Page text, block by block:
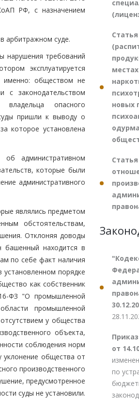
РФ, с назначением
арбитражном суде.
нарушения требований
эксплуатируется
именно: обществом не
с законодательством
владельца опасного
пришли к выводу о
которое установлена
административном
которые были
административного
являлись предметом
обстоятельствам,
Отклоняя доводы
башенный находится в
по себе факт наличия
порядке
как собственник
ФЗ "О промышленной
промышленной
у общества
объекта,
соблюдения норм
уклонение общества от
производственного
предусмотренное
суды не установили.
новых
от
по